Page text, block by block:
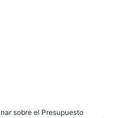
sobre el Presupuesto